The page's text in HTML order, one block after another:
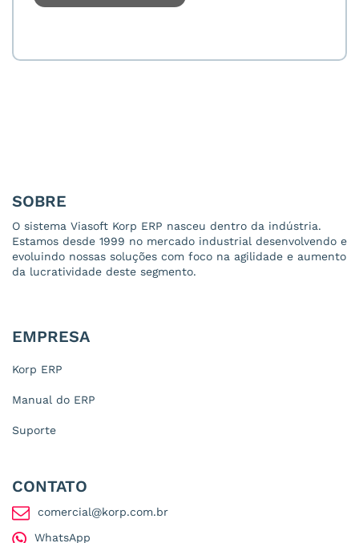
SOBRE
O sistema Viasoft Korp ERP nasceu dentro da indústria.
Estamos desde 1999 no mercado industrial desenvolvendo e
evoluindo nossas soluções com foco na agilidade e aumento
da lucratividade deste segmento.
EMPRESA
Korp ERP
Manual do ERP
Suporte
CONTATO
comercial@korp.com.br
WhatsApp